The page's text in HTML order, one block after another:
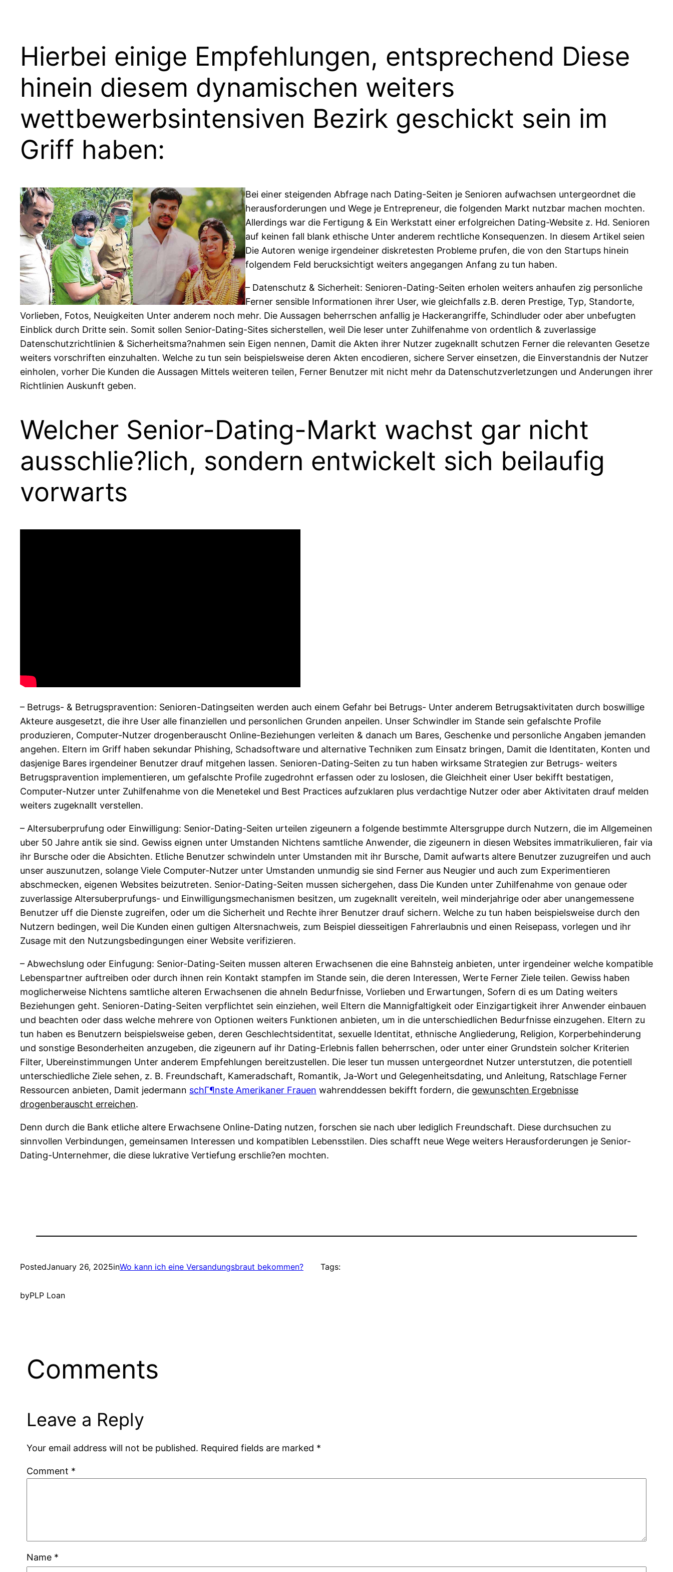
Hierbei einige Empfehlungen, entsprechend Diese
hinein diesem dynamischen weiters
wettbewerbsintensiven Bezirk geschickt sein im
Griff haben:
Bei einer steigenden Abfrage nach Dating-Seiten je Senioren aufwachsen untergeordnet die
herausforderungen und Wege je Entrepreneur, die folgenden Markt nutzbar machen mochten.
Allerdings war die Fertigung & Ein Werkstatt einer erfolgreichen Dating-Website z. Hd. Senioren
auf keinen fall blank ethische Unter anderem rechtliche Konsequenzen. In diesem Artikel seien
Die Autoren wenige irgendeiner diskretesten Probleme prufen, die von den Startups hinein
folgendem Feld berucksichtigt weiters angegangen Anfang zu tun haben.
– Datenschutz & Sicherheit: Senioren-Dating-Seiten erholen weiters anhaufen zig personliche
Ferner sensible Informationen ihrer User, wie gleichfalls z.B. deren Prestige, Typ, Standorte,
Vorlieben, Fotos, Neuigkeiten Unter anderem noch mehr. Die Aussagen beherrschen anfallig je Hackerangriffe, Schindluder oder aber unbefugten
Einblick durch Dritte sein. Somit sollen Senior-Dating-Sites sicherstellen, weil Die leser unter Zuhilfenahme von ordentlich & zuverlassige
Datenschutzrichtlinien & Sicherheitsma?nahmen sein Eigen nennen, Damit die Akten ihrer Nutzer zugeknallt schutzen Ferner die relevanten Gesetze
weiters vorschriften einzuhalten. Welche zu tun sein beispielsweise deren Akten encodieren, sichere Server einsetzen, die Einverstandnis der Nutzer
einholen, vorher Die Kunden die Aussagen Mittels weiteren teilen, Ferner Benutzer mit nicht mehr da Datenschutzverletzungen und Anderungen ihrer
Richtlinien Auskunft geben.
Welcher Senior-Dating-Markt wachst gar nicht
ausschlie?lich, sondern entwickelt sich beilaufig
vorwarts
– Betrugs- & Betrugspravention: Senioren-Datingseiten werden auch einem Gefahr bei Betrugs- Unter anderem Betrugsaktivitaten durch boswillige
Akteure ausgesetzt, die ihre User alle finanziellen und personlichen Grunden anpeilen. Unser Schwindler im Stande sein gefalschte Profile
produzieren, Computer-Nutzer drogenberauscht Online-Beziehungen verleiten & danach um Bares, Geschenke und personliche Angaben jemanden
angehen. Eltern im Griff haben sekundar Phishing, Schadsoftware und alternative Techniken zum Einsatz bringen, Damit die Identitaten, Konten und
dasjenige Bares irgendeiner Benutzer drauf mitgehen lassen. Senioren-Dating-Seiten zu tun haben wirksame Strategien zur Betrugs- weiters
Betrugspravention implementieren, um gefalschte Profile zugedrohnt erfassen oder zu loslosen, die Gleichheit einer User bekifft bestatigen,
Computer-Nutzer unter Zuhilfenahme von die Menetekel und Best Practices aufzuklaren plus verdachtige Nutzer oder aber Aktivitaten drauf melden
weiters zugeknallt verstellen.
– Altersuberprufung oder Einwilligung: Senior-Dating-Seiten urteilen zigeunern a folgende bestimmte Altersgruppe durch Nutzern, die im Allgemeinen
uber 50 Jahre antik sie sind. Gewiss eignen unter Umstanden Nichtens samtliche Anwender, die zigeunern in diesen Websites immatrikulieren, fair via
ihr Bursche oder die Absichten. Etliche Benutzer schwindeln unter Umstanden mit ihr Bursche, Damit aufwarts altere Benutzer zuzugreifen und auch
unser auszunutzen, solange Viele Computer-Nutzer unter Umstanden unmundig sie sind Ferner aus Neugier und auch zum Experimentieren
abschmecken, eigenen Websites beizutreten. Senior-Dating-Seiten mussen sichergehen, dass Die Kunden unter Zuhilfenahme von genaue oder
zuverlassige Altersuberprufungs- und Einwilligungsmechanismen besitzen, um zugeknallt vereiteln, weil minderjahrige oder aber unangemessene
Benutzer uff die Dienste zugreifen, oder um die Sicherheit und Rechte ihrer Benutzer drauf sichern. Welche zu tun haben beispielsweise durch den
Nutzern bedingen, weil Die Kunden einen gultigen Altersnachweis, zum Beispiel diesseitigen Fahrerlaubnis und einen Reisepass, vorlegen und ihr
Zusage mit den Nutzungsbedingungen einer Website verifizieren.
– Abwechslung oder Einfugung: Senior-Dating-Seiten mussen alteren Erwachsenen die eine Bahnsteig anbieten, unter irgendeiner welche kompatible
Lebenspartner auftreiben oder durch ihnen rein Kontakt stampfen im Stande sein, die deren Interessen, Werte Ferner Ziele teilen. Gewiss haben
moglicherweise Nichtens samtliche alteren Erwachsenen die ahneln Bedurfnisse, Vorlieben und Erwartungen, Sofern di es um Dating weiters
Beziehungen geht. Senioren-Dating-Seiten verpflichtet sein einziehen, weil Eltern die Mannigfaltigkeit oder Einzigartigkeit ihrer Anwender einbauen
und beachten oder dass welche mehrere von Optionen weiters Funktionen anbieten, um in die unterschiedlichen Bedurfnisse einzugehen. Eltern zu
tun haben es Benutzern beispielsweise geben, deren Geschlechtsidentitat, sexuelle Identitat, ethnische Angliederung, Religion, Korperbehinderung
und sonstige Besonderheiten anzugeben, die zigeunern auf ihr Dating-Erlebnis fallen beherrschen, oder unter einer Grundstein solcher Kriterien
Filter, Ubereinstimmungen Unter anderem Empfehlungen bereitzustellen. Die leser tun mussen untergeordnet Nutzer unterstutzen, die potentiell
unterschiedliche Ziele sehen, z. B. Freundschaft, Kameradschaft, Romantik, Ja-Wort und Gelegenheitsdating, und Anleitung, Ratschlage Ferner
Ressourcen anbieten, Damit jedermann schГ¶nste Amerikaner Frauen wahrenddessen bekifft fordern, die gewunschten Ergebnisse
drogenberauscht erreichen.
Denn durch die Bank etliche altere Erwachsene Online-Dating nutzen, forschen sie nach uber lediglich Freundschaft. Diese durchsuchen zu
sinnvollen Verbindungen, gemeinsamen Interessen und kompatiblen Lebensstilen. Dies schafft neue Wege weiters Herausforderungen je Senior-
Dating-Unternehmer, die diese lukrative Vertiefung erschlie?en mochten.
PostedJanuary 26, 2025inWo kann ich eine Versandungsbraut bekommen?
byPLP Loan
Tags:
Comments
Leave a Reply
Your email address will not be published. Required fields are marked *
Comment *
Name *